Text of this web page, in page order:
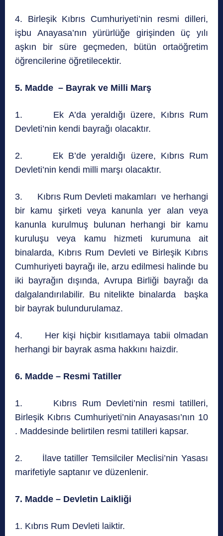
4. Birleşik Kıbrıs Cumhuriyeti’nin resmi dilleri,
işbu Anayasa’nın yürürlüğe girişinden üç yılı
aşkın bir süre geçmeden, bütün ortaöğretim
öğrencilerine öğretilecektir.
5. Madde – Bayrak ve Milli Marş
1. Ek A’da yeraldığı üzere, Kıbrıs Rum
Devleti’nin kendi bayrağı olacaktır.
2. Ek B’de yeraldığı üzere, Kıbrıs Rum
Devleti’nin kendi milli marşı olacaktır.
3. Kıbrıs Rum Devleti makamları ve herhangi
bir kamu şirketi veya kanunla yer alan veya
kanunla kurulmuş bulunan herhangi bir kamu
kuruluşu veya kamu hizmeti kurumuna ait
binalarda, Kıbrıs Rum Devleti ve Birleşik Kıbrıs
Cumhuriyeti bayrağı ile, arzu edilmesi halinde bu
iki bayrağın dışında, Avrupa Birliği bayrağı da
dalgalandırılabilir. Bu nitelikte binalarda başka
bir bayrak bulundurulamaz.
4. Her kişi hiçbir kısıtlamaya tabii olmadan
herhangi bir bayrak asma hakkını haizdir.
6. Madde – Resmi Tatiller
1. Kıbrıs Rum Devleti’nin resmi tatilleri,
Birleşik Kıbrıs Cumhuriyeti’nin Anayasası’nın 10
. Maddesinde belirtilen resmi tatilleri kapsar.
2. İlave tatiller Temsilciler Meclisi’nin Yasası
marifetiyle saptanır ve düzenlenir.
7. Madde – Devletin Laikliği
1. Kıbrıs Rum Devleti laiktir.